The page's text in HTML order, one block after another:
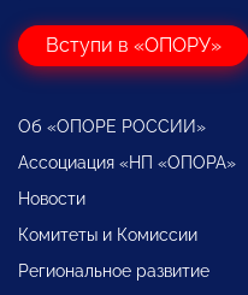
Вступи в «ОПОРУ»
Об «ОПОРЕ РОССИИ»
Ассоциация «НП «ОПОРА»
Новости
Комитеты и Комиссии
Региональное развитие